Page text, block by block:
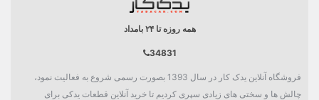
همه روزه تا ۲۴ بامداد
34831
فروشگاه آنلاین یدک کار در سال 1393 بصورت رسمی شروع به فعالیت نمود،
چالش ها و سختی های زیادی سپری کردیم تا خرید آنلاین قطعات یدکی برای